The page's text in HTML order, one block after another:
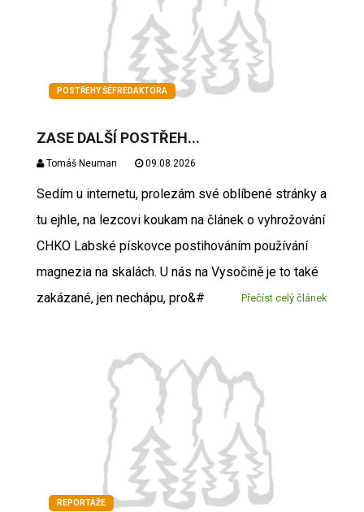
POSTŘEHY ŠÉFREDAKTORA
ZASE DALŠÍ POSTŘEH...
Tomáš Neuman 09.08.2026
Sedím u internetu, prolezám své oblíbené stránky a
tu ejhle, na lezcovi koukam na článek o vyhrožování
CHKO Labské pískovce postihováním používání
magnezia na skalách. U nás na Vysočině je to také
zakázané, jen nechápu, pro&#
Přečíst celý článek
REPORTÁŽE